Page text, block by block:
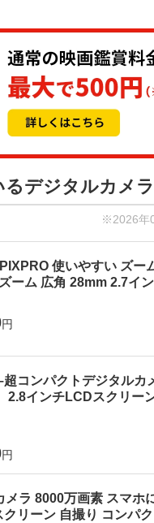
デジタルカメ
※2026年
使いやすい ズー
ーム 広角 28mm 2.7イ
円
コンパクトデジタルカ
2.8インチLCDスクリー
円
ラ 8000万画素 スマホ
リーン 自撮り コンパ